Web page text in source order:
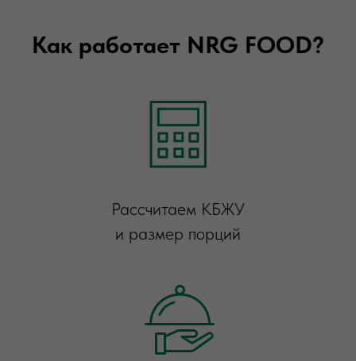
Как работает NRG FOOD?
Рассчитаем КБЖУ
и размер порций